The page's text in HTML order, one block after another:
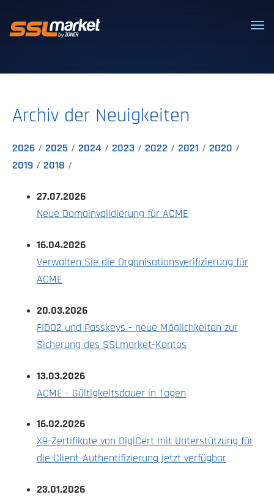
Vertrauenswürdige SSL/TLS-
Archiv der Neuigkeiten
2026 2025 2024 2023 2022 2021
2020
2019
2018
27.07.2026
Neue Domainvalidierung für ACME
16.04.2026
Verwalten Sie die Organisationsverifizierung für
ACME
20.03.2026
FIDO2 und Passkeys - neue Möglichkeiten zur
Sicherung des SSLmarket-Kontos
13.03.2026
ACME - Gültigkeitsdauer in Tagen
16.02.2026
X9-Zertifikate von DigiCert mit Unterstützung für
die Client-Authentifizierung jetzt verfügbar
23.01.2026